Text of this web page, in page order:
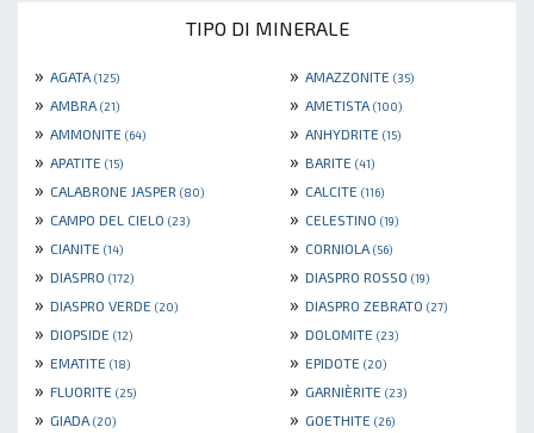
TIPO DI MINERALE
» AGATA (125) » AMAZZONITE (35)
» AMBRA (21) » AMETISTA (100)
» AMMONITE (64) » ANHYDRITE (15)
» APATITE (15) » BARITE (41)
» CALABRONE JASPER (80) » CALCITE (116)
» CAMPO DEL CIELO (23) » CELESTINO (19)
» CIANITE (14) » CORNIOLA (56)
» DIASPRO (172) » DIASPRO ROSSO (19)
» DIASPRO VERDE (20) » DIASPRO ZEBRATO (27)
» DIOPSIDE (12) » DOLOMITE (23)
» EMATITE (18) » EPIDOTE (20)
» FLUORITE (25) » GARNIÈRITE (23)
» GIADA (20) » GOETHITE (26)